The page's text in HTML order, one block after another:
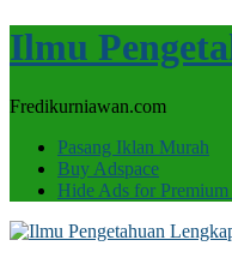
Ilmu
Fredikurniawan.com
Pasang Iklan Murah
Buy Adspace
Hide Ads for Premium